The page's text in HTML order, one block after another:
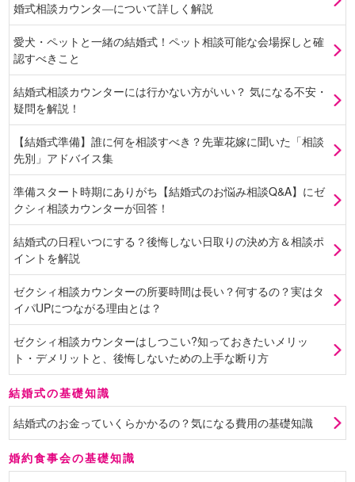
婚式相談カウンタ―について詳しく解説
愛犬・ペットと一緒の結婚式！ペット相談可能な会場探しと確
認すべきこと
結婚式相談カウンターには行かない方がいい？ 気になる不安・
疑問を解説！
【結婚式準備】誰に何を相談すべき？先輩花嫁に聞いた「相談
先別」アドバイス集
準備スタート時期にありがち【結婚式のお悩み相談Q&A】にゼ
クシィ相談カウンターが回答！
結婚式の日程いつにする？後悔しない日取りの決め方＆相談ポ
イントを解説
ゼクシィ相談カウンターの所要時間は長い？何するの？実はタ
イパUPにつながる理由とは？
ゼクシィ相談カウンターはしつこい?知っておきたいメリッ
ト・デメリットと、後悔しないための上手な断り方
結婚式の基礎知識
結婚式のお金っていくらかかるの？気になる費用の基礎知識
婚約食事会の基礎知識